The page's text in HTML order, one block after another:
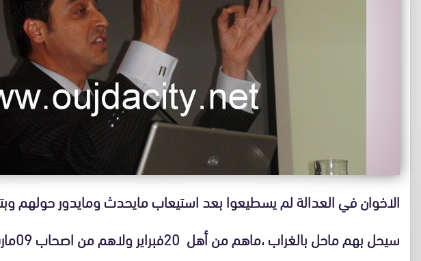
الاخوان في العدالة لم يسطيعوا بعد استيعاب مايحدث ومايدور حولهم
سيحل بهم ماحل بالغراب ،ماهم من أهل 20فبراير ولاهم من اصحاب 09مارس،،،